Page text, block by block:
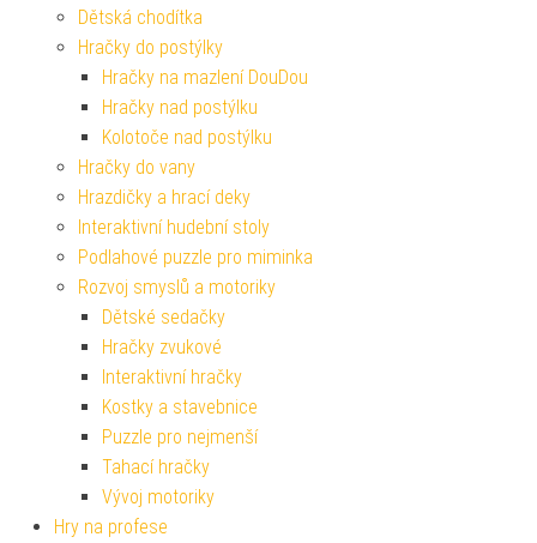
Dětská chodítka
Hračky do postýlky
Hračky na mazlení DouDou
Hračky nad postýlku
Kolotoče nad postýlku
Hračky do vany
Hrazdičky a hrací deky
Interaktivní hudební stoly
Podlahové puzzle pro miminka
Rozvoj smyslů a motoriky
Dětské sedačky
Hračky zvukové
Interaktivní hračky
Kostky a stavebnice
Puzzle pro nejmenší
Tahací hračky
Vývoj motoriky
Hry na profese